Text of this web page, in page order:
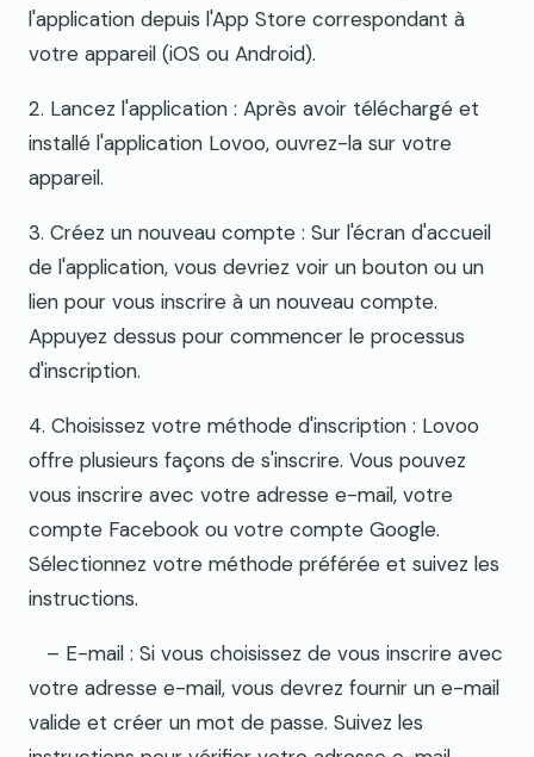
l'application depuis l'App Store correspondant à
votre appareil (iOS ou Android).
2. Lancez l'application : Après avoir téléchargé et
installé l'application Lovoo, ouvrez-la sur votre
appareil.
3. Créez un nouveau compte : Sur l'écran d'accueil
de l'application, vous devriez voir un bouton ou un
lien pour vous inscrire à un nouveau compte.
Appuyez dessus pour commencer le processus
d'inscription.
4. Choisissez votre méthode d'inscription : Lovoo
offre plusieurs façons de s'inscrire. Vous pouvez
vous inscrire avec votre adresse e-mail, votre
compte Facebook ou votre compte Google.
Sélectionnez votre méthode préférée et suivez les
instructions.
– E-mail : Si vous choisissez de vous inscrire avec
votre adresse e-mail, vous devrez fournir un e-mail
valide et créer un mot de passe. Suivez les